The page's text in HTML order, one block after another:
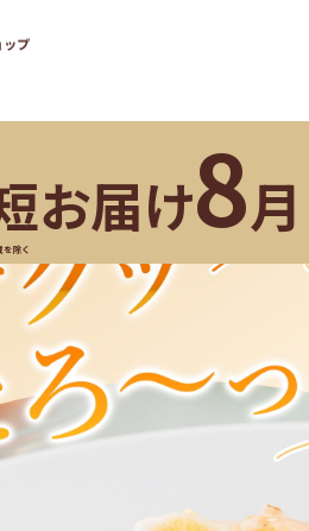
お届け8月
を除く